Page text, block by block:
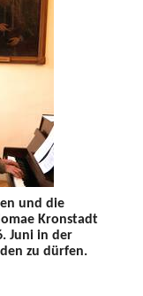
und die
Kronstadt
Juni in der
zu dürfen.